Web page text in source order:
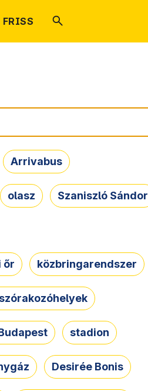
FRISS
Arrivabus
olasz Szaniszló Sándor
őr közbringarendszer
stadion
Desirée Bonis